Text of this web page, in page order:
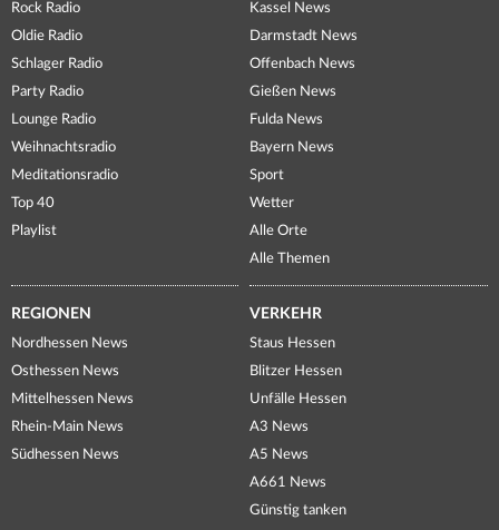
Rock Radio
Oldie Radio
Schlager Radio
Party Radio
Lounge Radio
Weihnachtsradio
Meditationsradio
Top 40
Playlist
Kassel News
Darmstadt News
Offenbach News
Gießen News
Fulda News
Bayern News
Sport
Wetter
Alle Orte
Alle Themen
REGIONEN
Nordhessen News
Osthessen News
Mittelhessen News
Rhein-Main News
Südhessen News
VERKEHR
Staus Hessen
Blitzer Hessen
Unfälle Hessen
A3 News
A5 News
A661 News
Günstig tanken